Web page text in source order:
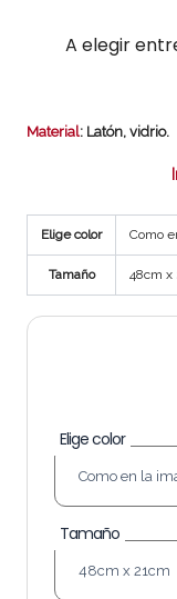
A elegir
Material: Latón, vidrio.
Elige color Como
Tamaño 48cm x
Elige color
Tamaño